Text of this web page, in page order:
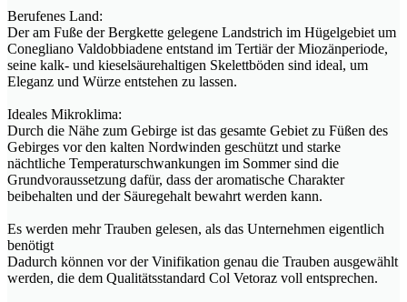
Berufenes Land:
Der am Fuße der Bergkette gelegene Landstrich im Hügelgebiet um
Conegliano Valdobbiadene entstand im Tertiär der Miozänperiode,
seine kalk- und kieselsäurehaltigen Skelettböden sind ideal, um
Eleganz und Würze entstehen zu lassen.
Ideales Mikroklima:
Durch die Nähe zum Gebirge ist das gesamte Gebiet zu Füßen des
Gebirges vor den kalten Nordwinden geschützt und starke
nächtliche Temperaturschwankungen im Sommer sind die
Grundvoraussetzung dafür, dass der aromatische Charakter
beibehalten und der Säuregehalt bewahrt werden kann.
Es werden mehr Trauben gelesen, als das Unternehmen eigentlich
benötigt
Dadurch können vor der Vinifikation genau die Trauben ausgewählt
werden, die dem Qualitätsstandard Col Vetoraz voll entsprechen.